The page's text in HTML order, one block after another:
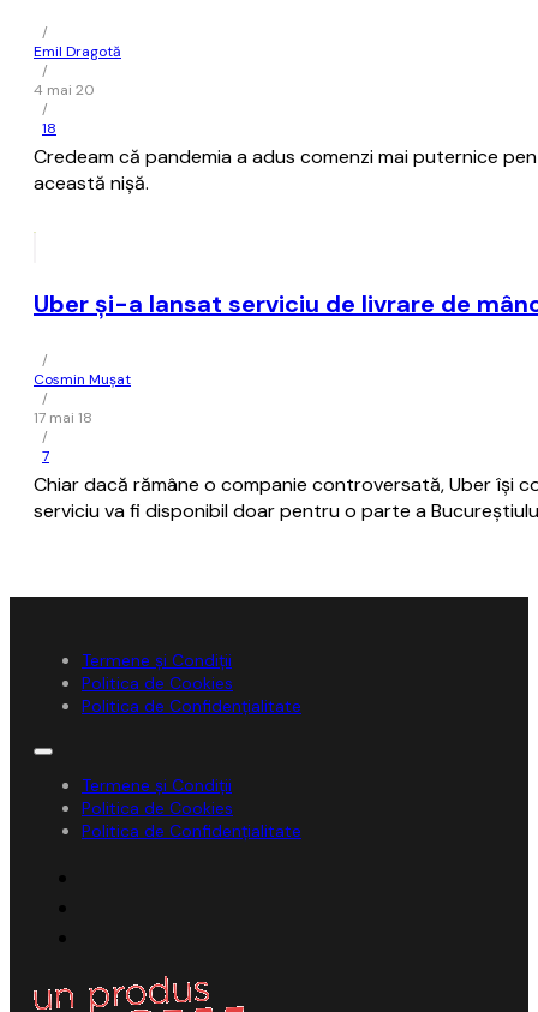
/
Emil Dragotă
/
4 mai 20
/
18
Credeam că pandemia a adus comenzi mai puternice
această nișă.
Uber şi-a lansat serviciu de livrare de
/
Cosmin Mușat
/
17 mai 18
/
7
Chiar dacă rămâne o companie controversată, Uber îşi
serviciu va fi disponibil doar pentru o parte a
Termene și Condiții
Politica de Cookies
Politica de Confidențialitate
Termene și Condiții
Politica de Cookies
Politica de Confidențialitate